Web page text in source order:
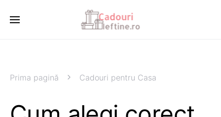
Prima pagină Cadouri pentru Casa